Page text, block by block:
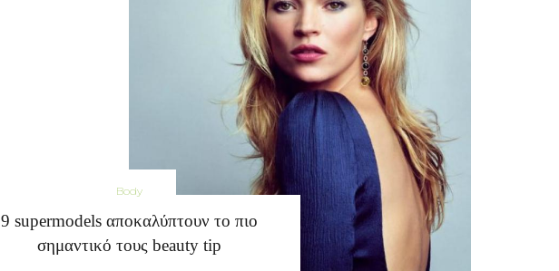
Body
9 supermodels αποκαλύπτουν το πιο
σημαντικό τους beauty tip